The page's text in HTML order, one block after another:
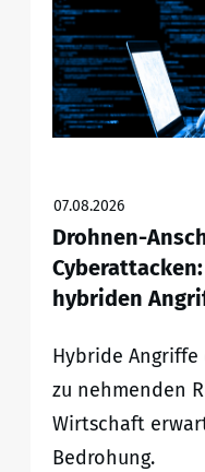
07.08.2026
Drohnen-
hybriden
Hybride
zu nehmenden
Wirtschaft
Bedrohung.